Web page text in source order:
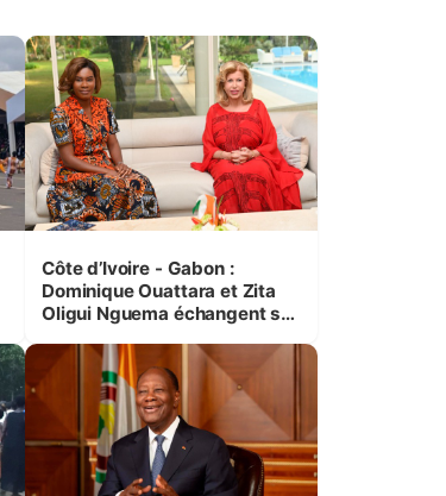
Côte d’Ivoire - Gabon :
Dominique Ouattara et Zita
Oligui Nguema échangent sur
femmes et des enfants